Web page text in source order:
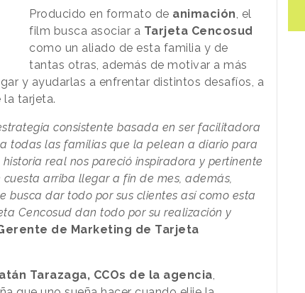
Producido en formato de animación, el
film busca asociar a Tarjeta Cencosud
como un aliado de esta familia y de
tantas otras, además de motivar a más
y ayudarlas a enfrentar distintos desafíos, a
tarjeta.
consistente basada en ser facilitadora
todas las familias que la pelean a diario para
real nos pareció inspiradora y pertinente
arriba llegar a fin de mes, además,
busca dar todo por sus clientes así como esta
Cencosud dan todo por su realización y
de Marketing de Tarjeta
Tarazaga, CCOs de la agencia,